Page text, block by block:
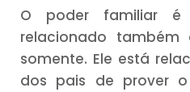
O poder familiar
relacionado
somente. Ele está
dos pais de prover